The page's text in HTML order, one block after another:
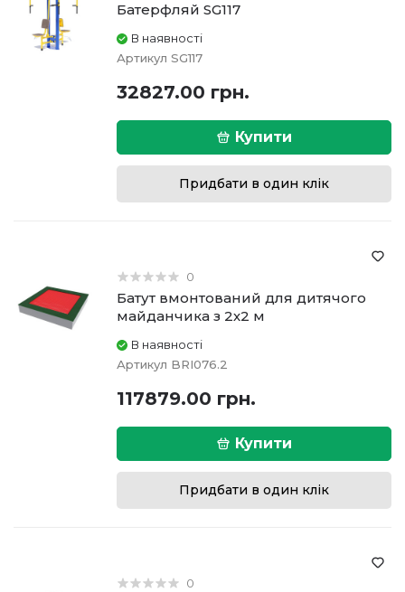
Батерфляй SG117
В наявності
Артикул SG117
32827.00 грн.
Купити
Придбати в один клік
0
Батут вмонтований для дитячого
майданчика з 2х2 м
В наявності
Артикул BRI076.2
117879.00 грн.
Купити
Придбати в один клік
0